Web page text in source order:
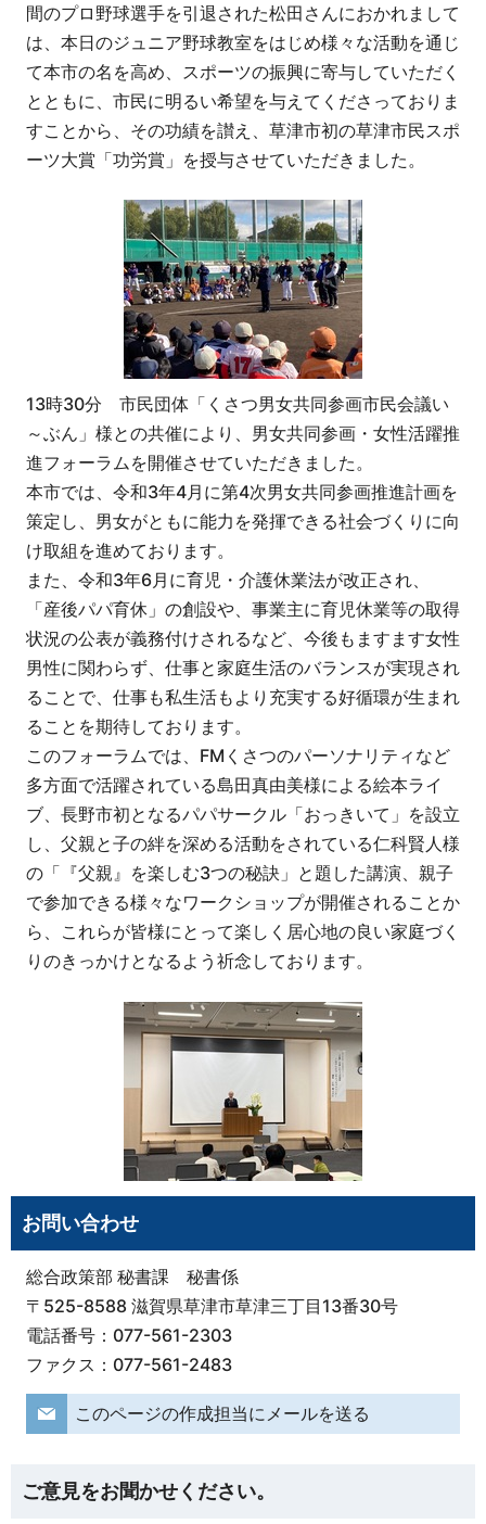
間のプロ野球選手を引退された松田さんにおかれまして
は、本日のジュニア野球教室をはじめ様々な活動を通じ
て本市の名を高め、スポーツの振興に寄与していただく
とともに、市民に明るい希望を与えてくださっておりま
すことから、その功績を讃え、草津市初の草津市民スポ
ーツ大賞「功労賞」を授与させていただきました。
13時30分 市民団体「くさつ男女共同参画市民会議い
～ぶん」様との共催により、男女共同参画・女性活躍推
進フォーラムを開催させていただきました。
本市では、令和3年4月に第4次男女共同参画推進計画を
策定し、男女がともに能力を発揮できる社会づくりに向
け取組を進めております。
また、令和3年6月に育児・介護休業法が改正され、
「産後パパ育休」の創設や、事業主に育児休業等の取得
状況の公表が義務付けされるなど、今後もますます女性
男性に関わらず、仕事と家庭生活のバランスが実現され
ることで、仕事も私生活もより充実する好循環が生まれ
ることを期待しております。
このフォーラムでは、FMくさつのパーソナリティなど
多方面で活躍されている島田真由美様による絵本ライ
ブ、長野市初となるパパサークル「おっきいて」を設立
し、父親と子の絆を深める活動をされている仁科賢人様
の「『父親』を楽しむ3つの秘訣」と題した講演、親子
で参加できる様々なワークショップが開催されることか
ら、これらが皆様にとって楽しく居心地の良い家庭づく
りのきっかけとなるよう祈念しております。
お問い合わせ
総合政策部 秘書課 秘書係
〒525-8588 滋賀県草津市草津三丁目13番30号
電話番号：077-561-2303
ファクス：077-561-2483
このページの作成担当にメールを送る
ご意見をお聞かせください。